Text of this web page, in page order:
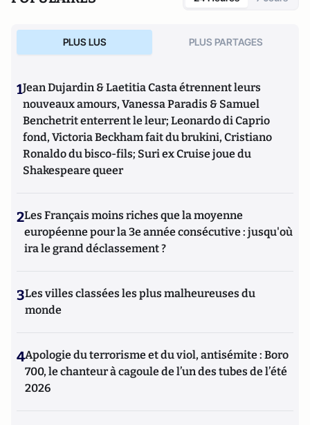
PLUS LUS PLUS PARTAGES
1Jean Dujardin & Laetitia Casta étrennent leurs
nouveaux amours, Vanessa Paradis & Samuel
Benchetrit enterrent le leur; Leonardo di Caprio
fond, Victoria Beckham fait du brukini, Cristiano
Ronaldo du bisco-fils; Suri ex Cruise joue du
Shakespeare queer
2Les Français moins riches que la moyenne
européenne pour la 3e année consécutive : jusqu'où
ira le grand déclassement ?
3Les villes classées les plus malheureuses du
monde
4Apologie du terrorisme et du viol, antisémite : Boro
700, le chanteur à cagoule de l’un des tubes de l’été
2026